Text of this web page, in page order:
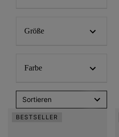
Größe
Farbe
Sortieren
BESTSELLER